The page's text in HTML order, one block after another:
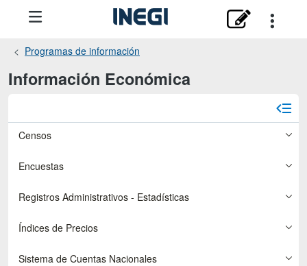
Programas de información
Información Económica
Censos
Encuestas
Registros Administrativos - Estadísticas
Índices de Precios
Sistema de Cuentas Nacionales